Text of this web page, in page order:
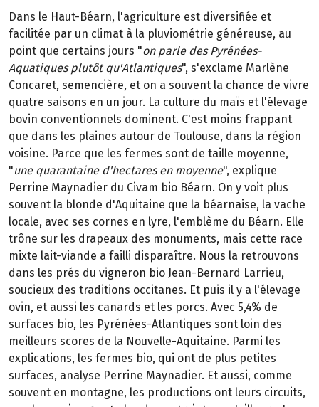
Dans le Haut-Béarn, l'agriculture est diversifiée et
facilitée par un climat à la pluviométrie généreuse, au
point que certains jours "on parle des Pyrénées-
Aquatiques plutôt qu'Atlantiques", s'exclame Marlène
Concaret, semencière, et on a souvent la chance de vivre
quatre saisons en un jour. La culture du maïs et l'élevage
bovin conventionnels dominent. C'est moins frappant
que dans les plaines autour de Toulouse, dans la région
voisine. Parce que les fermes sont de taille moyenne,
"une quarantaine d'hectares en moyenne", explique
Perrine Maynadier du Civam bio Béarn. On y voit plus
souvent la blonde d'Aquitaine que la béarnaise, la vache
locale, avec ses cornes en lyre, l'emblème du Béarn. Elle
trône sur les drapeaux des monuments, mais cette race
mixte lait-viande a failli disparaître. Nous la retrouvons
dans les prés du vigneron bio Jean-Bernard Larrieu,
soucieux des traditions occitanes. Et puis il y a l'élevage
ovin, et aussi les canards et les porcs. Avec 5,4% de
surfaces bio, les Pyrénées-Atlantiques sont loin des
meilleurs scores de la Nouvelle-Aquitaine. Parmi les
explications, les fermes bio, qui ont de plus petites
surfaces, analyse Perrine Maynadier. Et aussi, comme
souvent en montagne, les productions ont leurs circuits,